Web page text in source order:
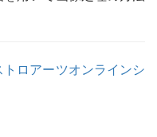
トロアーツオンラインシ